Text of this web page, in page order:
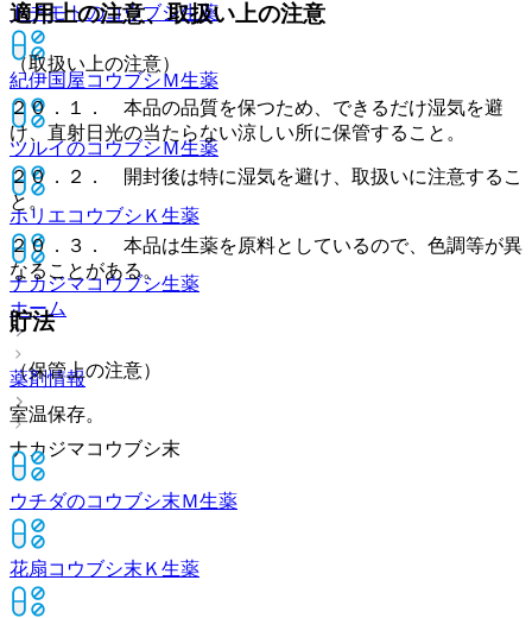
トチモトのコウブシ生薬
紀伊国屋コウブシＭ生薬
ツルイのコウブシＭ生薬
ホリエコウブシＫ 生薬
ナカジマコウブシ生薬
ホーム
薬剤情報
ナカジマコウブシ末
適用上の注意、取扱い上の注意
（取扱い上の注意）
２０．１． 本品の品質を保つため、できるだけ湿気を避
け、直射日光の当たらない涼しい所に保管すること。
２０．２． 開封後は特に湿気を避け、取扱いに注意するこ
と。
２０．３． 本品は生薬を原料としているので、色調等が異
なることがある。
貯法
（保管上の注意）
室温保存。
ウチダのコウブシ末Ｍ生薬
花扇コウブシ末Ｋ 生薬